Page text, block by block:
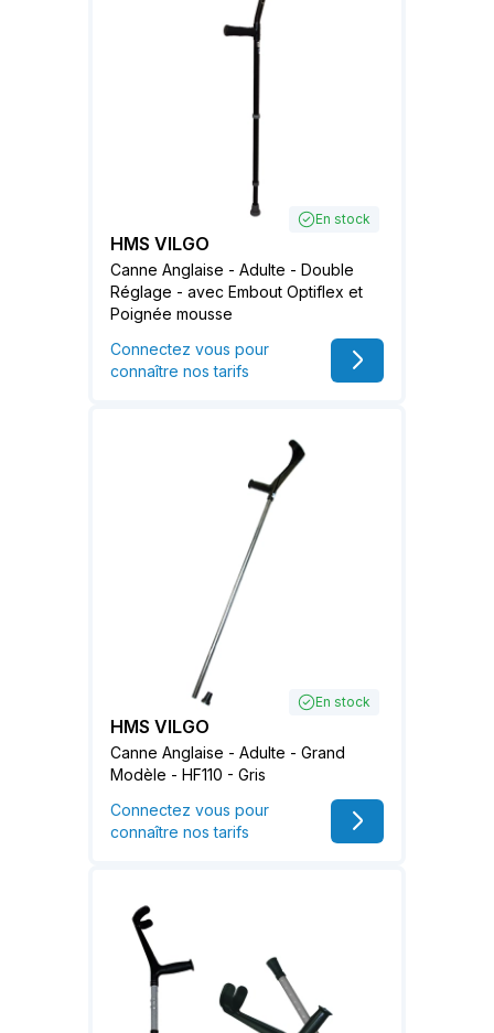
En stock
HMS VILGO
Canne Anglaise - Adulte - Double
Réglage - avec Embout Optiflex et
Poignée mousse
Connectez vous pour
connaître nos tarifs
En stock
HMS VILGO
Canne Anglaise - Adulte - Grand
Modèle - HF110 - Gris
Connectez vous pour
connaître nos tarifs